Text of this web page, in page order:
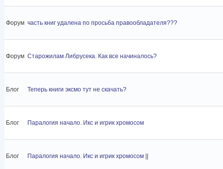
Форум часть книг удалена по просьба правообладателя???
Форум Старожилам Либрусека. Как все начиналось?
Блог Теперь книги эксмо тут не скачать?
Блог Паралогия начало. Икс и игрик хромосом
Блог Паралогия начало. Икс и игрик хромосом ||